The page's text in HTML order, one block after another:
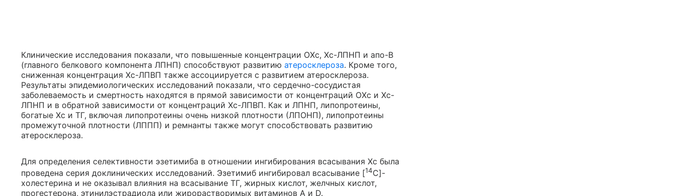
Клинические исследования показали, что повышенные концентрации ОХс, Хс-ЛПНП и апо-B
(главного белкового компонента ЛПНП) способствуют развитию атеросклероза. Кроме того,
сниженная концентрация Хс-ЛПВП также ассоциируется с развитием атеросклероза.
Результаты эпидемиологических исследований показали, что сердечно-сосудистая
заболеваемость и смертность находятся в прямой зависимости от концентраций ОХс и Хс-
ЛПНП и в обратной зависимости от концентраций Хс-ЛПВП. Как и ЛПНП, липопротеины,
богатые Хс и ТГ, включая липопротеины очень низкой плотности (ЛПОНП), липопротеины
промежуточной плотности (ЛППП) и ремнанты также могут способствовать развитию
атеросклероза.
Для определения селективности эзетимиба в отношении ингибирования всасывания Хс была
проведена серия доклинических исследований. Эзетимиб ингибировал всасывание [14С]-
холестерина и не оказывал влияния на всасывание ТГ, жирных кислот, желчных кислот,
прогестерона, этинилэстрадиола или жирорастворимых витаминов А и D.